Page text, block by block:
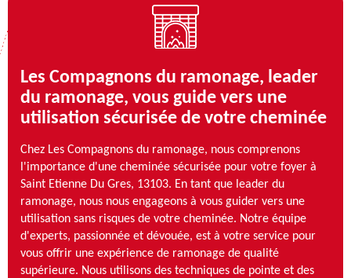
Les Compagnons du ramonage, leader
du ramonage, vous guide vers une
utilisation sécurisée de votre cheminée
Chez Les Compagnons du ramonage, nous comprenons
l'importance d'une cheminée sécurisée pour votre foyer à
Saint Etienne Du Gres, 13103. En tant que leader du
ramonage, nous nous engageons à vous guider vers une
utilisation sans risques de votre cheminée. Notre équipe
d'experts, passionnée et dévouée, est à votre service pour
vous offrir une expérience de ramonage de qualité
supérieure. Nous utilisons des techniques de pointe et des